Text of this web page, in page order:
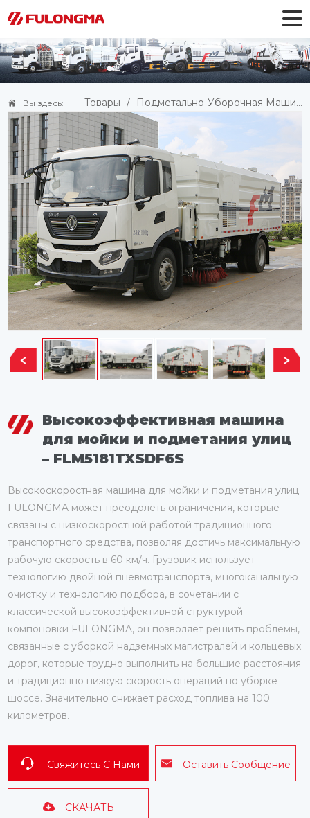
Вы здесь: Товары / Подметально-Уборочная Машина
Высокоэффективная машина
для мойки и подметания улиц
– FLM5181TXSDF6S
Высокоскоростная машина для мойки и подметания улиц
FULONGMA может преодолеть ограничения, которые
связаны с низкоскоростной работой традиционного
транспортного средства, позволяя достичь максимальную
рабочую скорость в 60 км/ч. Грузовик использует
технологию двойной пневмотранспорта, многоканальную
очистку и технологию подбора, в сочетании с
классической высокоэффективной структурой
компоновки FULONGMA, он позволяет решить проблемы,
связанные с уборкой надземных магистралей и кольцевых
дорог, которые трудно выполнить на большие расстояния
и традиционно низкую скорость операций по уборке
шоссе. Значительно снижает расход топлива на 100
километров.
Свяжитесь С Нами Оставить Сообщение
СКАЧАТЬ